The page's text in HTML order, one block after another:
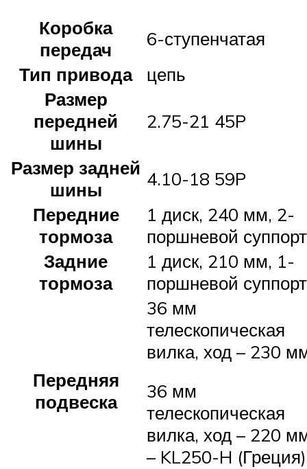
Коробка
передач
6-ступенчатая
Тип привода
цепь
Размер
передней
шины
2.75-21 45P
Размер задней
шины
4.10-18 59P
Передние
тормоза
1 диск, 240 мм, 2-
поршневой суппорт
Задние
тормоза
1 диск, 210 мм, 1-
поршневой суппорт
Передняя
подвеска
36 мм
телескопическая
вилка, ход – 230
36 мм
телескопическая
вилка, ход – 220
– KL250-H (Греция)